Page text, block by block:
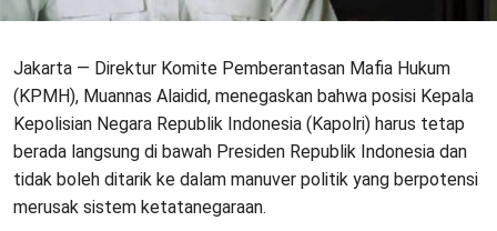
Jakarta — Direktur Komite Pemberantasan Mafia Hukum
(KPMH), Muannas Alaidid, menegaskan bahwa posisi Kepala
Kepolisian Negara Republik Indonesia (Kapolri) harus tetap
berada langsung di bawah Presiden Republik Indonesia dan
tidak boleh ditarik ke dalam manuver politik yang berpotensi
merusak sistem ketatanegaraan.